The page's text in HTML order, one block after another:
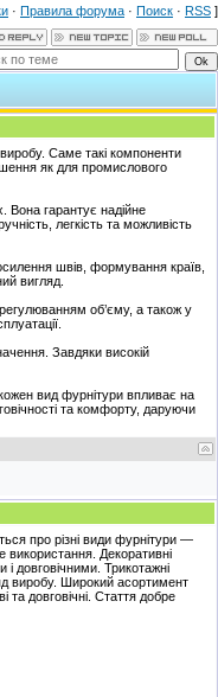
· Правила форума · Поиск · RSS ]
Саме такі компоненти
як для промислового
Вона гарантує надійне
легкість та можливість
швів, формування країв,
вигляд.
об’єму, а також у
Завдяки високій
вид фурнітури впливає на
та комфорту, даруючи
про різні види фурнітури —
використання. Декоративні
довговічними. Трикотажні
виробу. Широкий асортимент
та довговічні. Стаття добре